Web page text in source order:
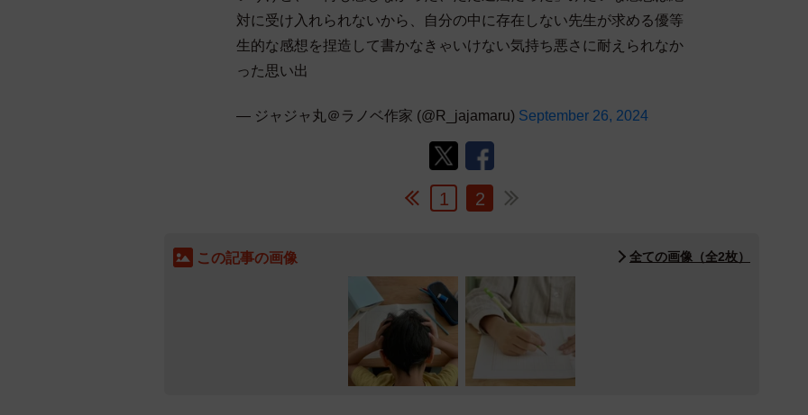
対に受け入れられないから、自分の中に存在しない先生が求める優等
生的な感想を捏造して書かなきゃいけない気持ち悪さに耐えられなか
った思い出
— ジャジャ丸＠ラノベ作家 (@R_jajamaru) September 26, 2024
1 2
この記事の画像 全ての画像（全2枚）